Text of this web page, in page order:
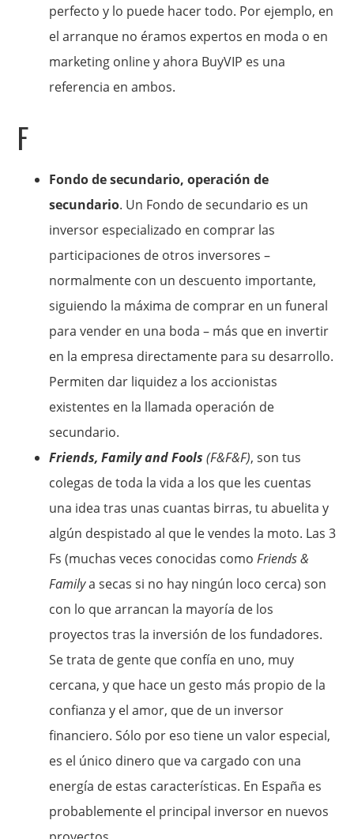
perfecto y lo puede hacer todo. Por ejemplo, en
el arranque no éramos expertos en moda o en
marketing online y ahora BuyVIP es una
referencia en ambos.
F
Fondo de secundario, operación de
secundario. Un Fondo de secundario es un
inversor especializado en comprar las
participaciones de otros inversores –
normalmente con un descuento importante,
siguiendo la máxima de comprar en un funeral
para vender en una boda – más que en invertir
en la empresa directamente para su desarrollo.
Permiten dar liquidez a los accionistas
existentes en la llamada operación de
secundario.
Friends, Family and Fools (F&F&F), son tus
colegas de toda la vida a los que les cuentas
una idea tras unas cuantas birras, tu abuelita y
algún despistado al que le vendes la moto. Las 3
Fs (muchas veces conocidas comoFriends &
Familya secas si no hay ningún loco cerca) son
con lo que arrancan la mayoría de los
proyectos tras la inversión de los fundadores.
Se trata de gente que confía en uno, muy
cercana, y que hace un gesto más propio de la
confianza y el amor, que de un inversor
financiero. Sólo por eso tiene un valor especial,
es el único dinero que va cargado con una
energía de estas características. En España es
probablemente el principal inversor en nuevos